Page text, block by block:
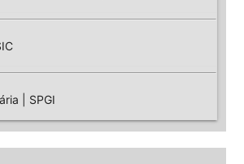
| SPGI